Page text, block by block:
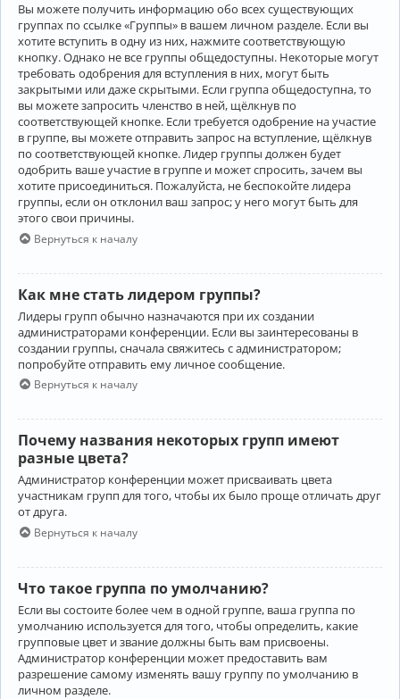
Вы можете получить информацию обо всех существующих
группах по ссылке «Группы» в вашем личном разделе. Если вы
хотите вступить в одну из них, нажмите соответствующую
кнопку. Однако не все группы общедоступны. Некоторые могут
требовать одобрения для вступления в них, могут быть
закрытыми или даже скрытыми. Если группа общедоступна, то
вы можете запросить членство в ней, щёлкнув по
соответствующей кнопке. Если требуется одобрение на участие
в группе, вы можете отправить запрос на вступление, щёлкнув
по соответствующей кнопке. Лидер группы должен будет
одобрить ваше участие в группе и может спросить, зачем вы
хотите присоединиться. Пожалуйста, не беспокойте лидера
группы, если он отклонил ваш запрос; у него могут быть для
этого свои причины.
Вернуться к началу
Как мне стать лидером группы?
Лидеры групп обычно назначаются при их создании
администраторами конференции. Если вы заинтересованы в
создании группы, сначала свяжитесь с администратором;
попробуйте отправить ему личное сообщение.
Вернуться к началу
Почему названия некоторых групп имеют
разные цвета?
Администратор конференции может присваивать цвета
участникам групп для того, чтобы их было проще отличать друг
от друга.
Вернуться к началу
Что такое группа по умолчанию?
Если вы состоите более чем в одной группе, ваша группа по
умолчанию используется для того, чтобы определить, какие
групповые цвет и звание должны быть вам присвоены.
Администратор конференции может предоставить вам
разрешение самому изменять вашу группу по умолчанию в
личном разделе.